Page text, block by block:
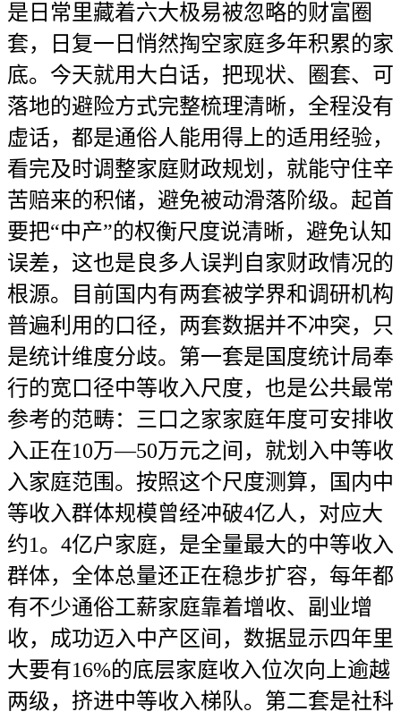
是日常里藏着六大极易被忽略的财富圈
套，日复一日悄然掏空家庭多年积累的家
底。今天就用大白话，把现状、圈套、可
落地的避险方式完整梳理清晰，全程没有
虚话，都是通俗人能用得上的适用经验，
看完及时调整家庭财政规划，就能守住辛
苦赔来的积储，避免被动滑落阶级。起首
要把“中产”的权衡尺度说清晰，避免认知
误差，这也是良多人误判自家财政情况的
根源。目前国内有两套被学界和调研机构
普遍利用的口径，两套数据并不冲突，只
是统计维度分歧。第一套是国度统计局奉
行的宽口径中等收入尺度，也是公共最常
参考的范畴：三口之家家庭年度可安排收
入正在10万—50万元之间，就划入中等收
入家庭范围。按照这个尺度测算，国内中
等收入群体规模曾经冲破4亿人，对应大
约1。4亿户家庭，是全量最大的中等收入
群体，全体总量还正在稳步扩容，每年都
有不少通俗工薪家庭靠着增收、副业增
收，成功迈入中产区间，数据显示四年里
大要有16%的底层家庭收入位次向上逾越
两级，挤进中等收入梯队。第二套是社科